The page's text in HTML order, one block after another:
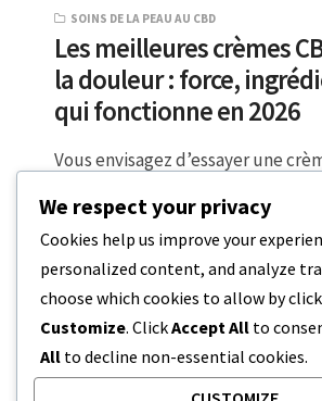
SOINS DE LA PEAU AU CBD
Les meilleures crèmes
la douleur : force,
qui fonctionne en 2026
Vous envisagez d’essayer une
points essentiels : la force de…
8 MINUTES DE LECTURE 13 AVRIL 2026
We respect your privacy
Cookies help us improve your
personalized content, and analyze
choose which cookies to allow by
Customize. ClickAccept All to
All to decline non-essential cookies.